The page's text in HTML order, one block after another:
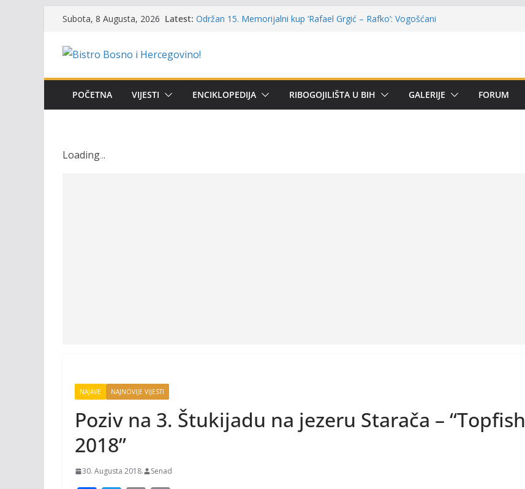
Skip
content
Subota, 8 Augusta, 2026 Latest: Održan 15. Memorijalni kup ‘Rafael Grgić – Rafko’: Vogošćani
prikazuje stanje na terenu
Poziv za učešće u Premijer ligi SRS BiH u disciplini ‘Lov šarana
i amura’
POČETNA VIJESTI ENCIKLOPEDIJA RIBOGOJILIŠTA U BIH GALERIJE FORUM
Loading...
NAJAVE NAJNOVIJE VIJESTI
Poziv na 3. Štukijadu na jezeru Starača – “Topfish
2018”
30. Augusta 2018. Senad